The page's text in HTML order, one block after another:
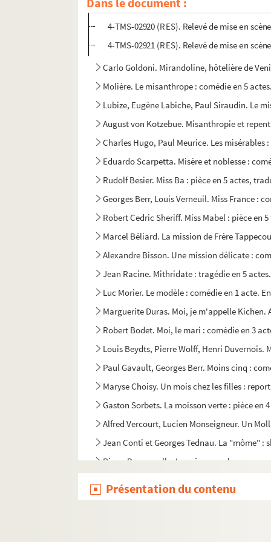
4-TMS-02919 (RES). Relevé de mise en
4-TMS-02920 (RES). Relevé de mise en
4-TMS-02921 (RES). Relevé de mise en
Carlo Goldoni. Mirandoline, hôtelière de
Molière. Le misanthrope : comédie en 5
Lubize, Eugène Labiche, Paul Siraudin. Le
August von Kotzebue. Misanthropie et
Charles Hugo, Paul Meurice. Les
Eduardo Scarpetta. Misère et noblesse :
Rudolf Besier. Miss Ba : pièce en 5 actes,
Georges Berr, Louis Verneuil. Miss France :
Robert Cedric Sheriff. Miss Mabel : pièce en
Marcel Béliard. La mission de Frère
Alexandre Bisson. Une mission délicate :
Jean Racine. Mithridate : tragédie en 5
Luc Morier. Le modèle : comédie en 1 acte.
Marguerite Duras. Moi, je m'appelle Kichen.
Robert Bodet. Moi, le mari : comédie en 3
Louis Beydts, Pierre Wolff, Henri Duvernois.
Paul Gavault, Georges Berr. Moins cinq :
Maryse Choisy. Un mois chez les filles :
Gaston Sorbets. La moisson verte : pièce en
Alfred Vercourt, Lucien Monseigneur. Un
Jean Conti et Georges Tednau. La "môme" :
Pierre Decourcelle. La môme aux beaux
Arthur Bernède, Aristide Bruant. La môme
Présentation du contenu